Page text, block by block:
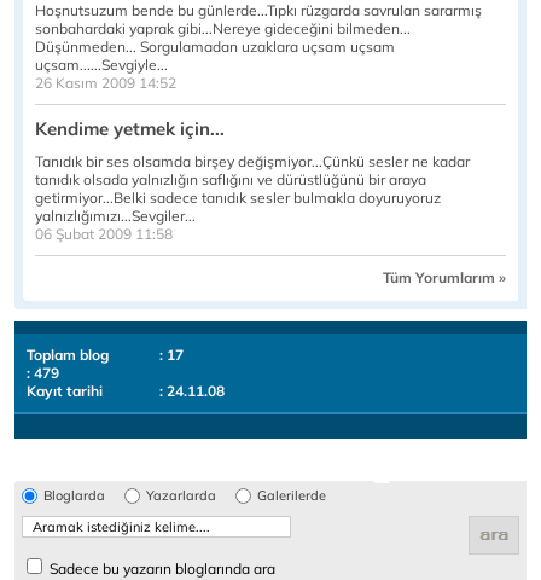
Hoşnutsuzum bende bu günlerde...Tıpkı rüzgarda savrulan sararmış
sonbahardaki yaprak gibi...Nereye gideceğini bilmeden...
Düşünmeden... Sorgulamadan uzaklara uçsam uçsam
uçsam......Sevgiyle...
26 Kasım 2009 14:52
Kendime yetmek için...
Tanıdık bir ses olsamda birşey değişmiyor...Çünkü sesler ne kadar
tanıdık olsada yalnızlığın saflığını ve dürüstlüğünü bir araya
getirmiyor...Belki sadece tanıdık sesler bulmakla doyuruyoruz
yalnızlığımızı...Sevgiler...
06 Şubat 2009 11:58
Tüm Yorumlarım »
Toplam blog
: 17
: 479
Kayıt tarihi
: 24.11.08
Bloglarda Yazarlarda Galerilerde
Sadece bu yazarın bloglarında ara